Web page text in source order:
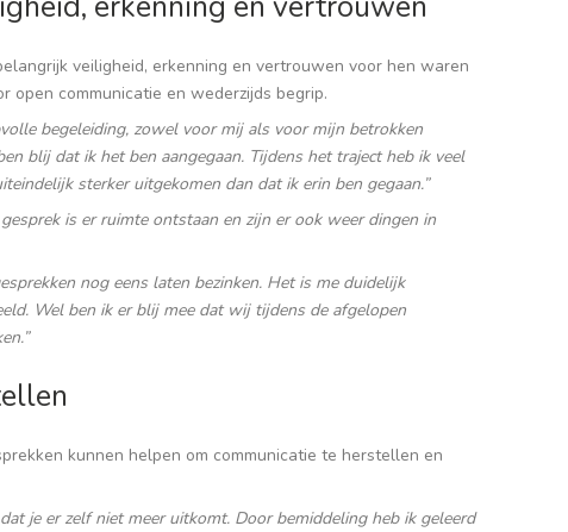
veiligheid, erkenning en vertrouwen voor hen waren
open communicatie en wederzijds begrip.
begeleiding, zowel voor mij als voor mijn betrokken
blij dat ik het ben aangegaan. Tijdens het traject heb ik veel
sterker uitgekomen dan dat ik erin ben gegaan.”
is er ruimte ontstaan en zijn er ook weer dingen in
nog eens laten bezinken. Het is me duidelijk
Wel ben ik er blij mee dat wij tijdens de afgelopen
kunnen helpen om communicatie te herstellen en
je er zelf niet meer uitkomt. Door bemiddeling heb ik geleerd